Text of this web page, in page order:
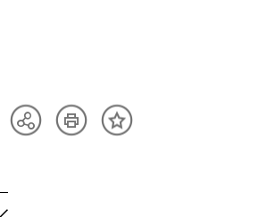
TeilenArtikelInhalt